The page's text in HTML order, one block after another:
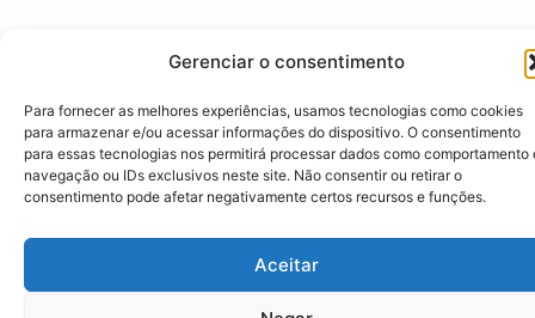
Gerenciar o consentimento
Para fornecer as melhores experiências, usamos tecnologias como cookies
para armazenar e/ou acessar informações do dispositivo. O consentimento
para essas tecnologias nos permitirá processar dados como comportamento
navegação ou IDs exclusivos neste site. Não consentir ou retirar o
consentimento pode afetar negativamente certos recursos e funções.
Aceitar